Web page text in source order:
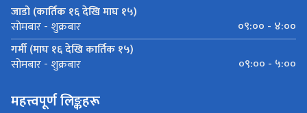
जाडो (कार्तिक १६ देखि माघ १५)
सोमबार - शुक्रबार
०९:०० - ४:००
गर्मी (माघ १६ देखि कार्तिक १५)
सोमबार - शुक्रबार ०९:०० - ५:००
महत्त्वपूर्ण लिङ्कहरू